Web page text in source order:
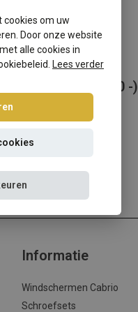
Ford Focus III (2010 -)
Informatie
Windschermen Cabrio
Schroefsets
cookies om uw
Door onze website
alle cookies in
Lees verder